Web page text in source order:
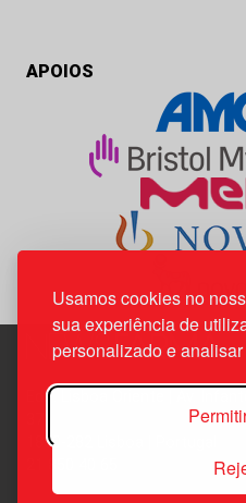
Usamos cookies no
sua experiência de
personalizado e analisar
APOIOS
Edif. Lisboa Oriente | Av.
1800-282 Lisboa | Portugal